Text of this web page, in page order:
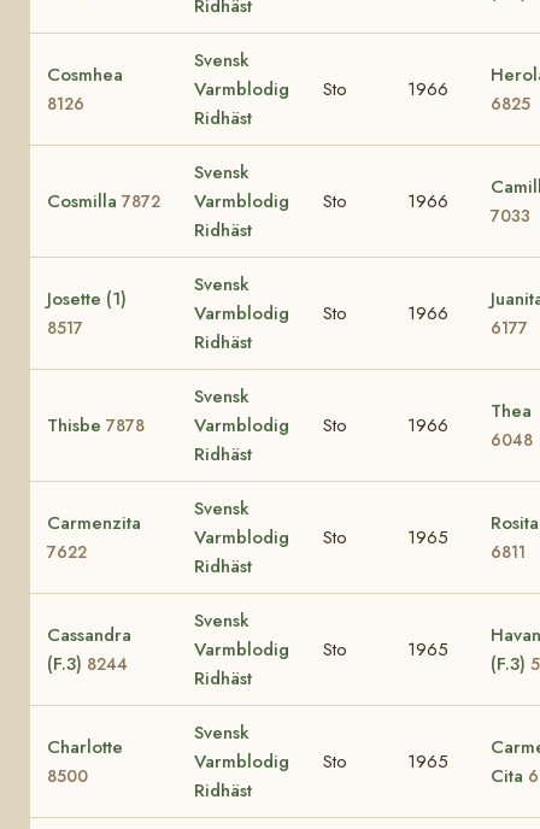
Ridhäst
Cosmhea
8126
Svensk
Varmblodig
Ridhäst
Sto 1966
6825
Cosmilla 7872
Svensk
Varmblodig
Ridhäst
Sto 1966
7033
Josette (1)
8517
Svensk
Varmblodig
Ridhäst
Sto 1966
6177
Thisbe 7878
Svensk
Varmblodig
Ridhäst
Sto 1966
Thea
6048
Carmenzita
7622
Svensk
Varmblodig
Ridhäst
Sto 1965
Rosita
6811
Cassandra
(F.3) 8244
Svensk
Varmblodig
Ridhäst
Sto 1965
(F.3)
Charlotte
8500
Svensk
Varmblodig
Ridhäst
Sto 1965
Cita